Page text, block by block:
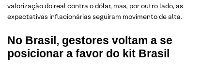
valorização do real contra o dólar, mas, por outro lado, as
expectativas inflacionárias seguiram movimento de alta.
No Brasil, gestores voltam a se
posicionar a favor do kit Brasil